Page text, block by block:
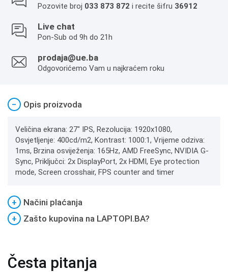
Pozovite broj 033 873 872 i recite šifru 36912
Live chat
Pon-Sub od 9h do 21h
prodaja@ue.ba
Odgovorićemo Vam u najkraćem roku
− Opis proizvoda
Veličina ekrana: 27" IPS, Rezolucija: 1920x1080,
Osvjetljenje: 400cd/m2, Kontrast: 1000:1, Vrijeme odziva:
1ms, Brzina osviježenja: 165Hz, AMD FreeSync, NVIDIA G-
Sync, Priključci: 2x DisplayPort, 2x HDMI, Eye protection
mode, Screen crosshair, FPS counter and timer
+
Načini plaćanja
+
Zašto kupovina na LAPTOPI.BA?
Česta pitanja